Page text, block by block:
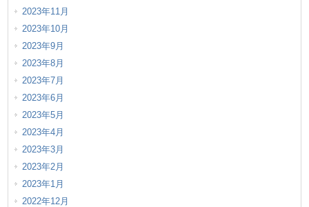
2023年11月
2023年10月
2023年9月
2023年8月
2023年7月
2023年6月
2023年5月
2023年4月
2023年3月
2023年2月
2023年1月
2022年12月